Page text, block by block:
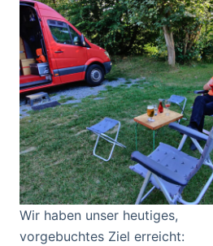
Wir haben unser heutiges,
vorgebuchtes Ziel erreicht: